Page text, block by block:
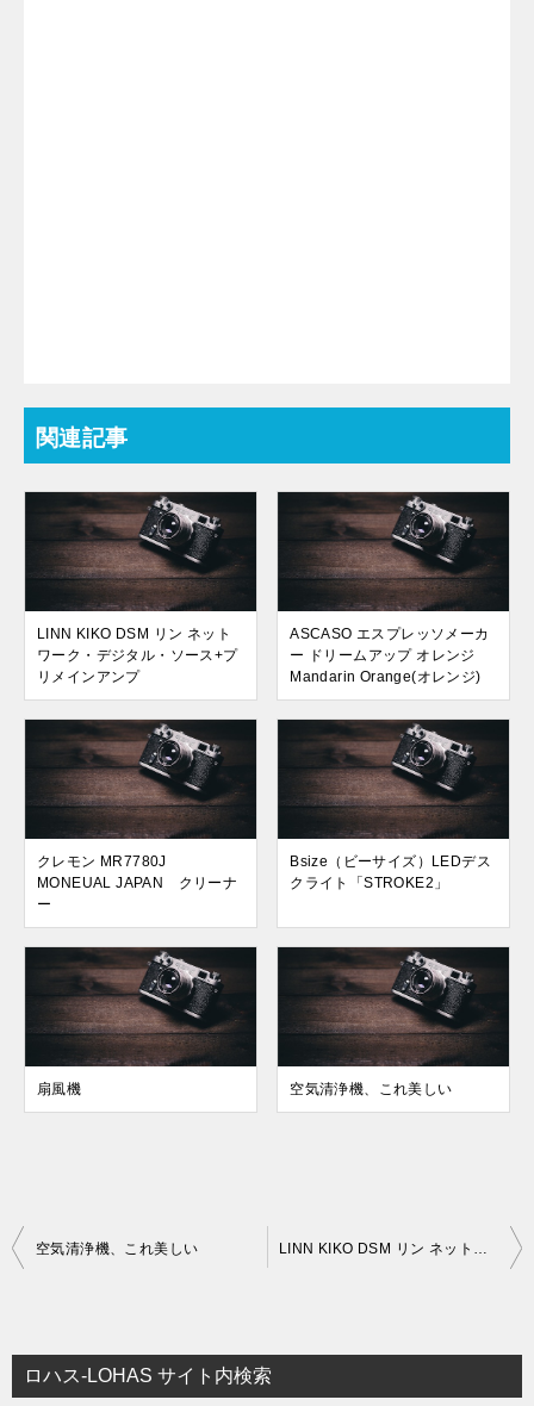
関連記事
LINN KIKO DSM リン ネット
ワーク・デジタル・ソース+プ
リメインアンプ
ASCASO エスプレッソメーカ
ー ドリームアップ オレンジ
Mandarin Orange(オレンジ)
クレモン MR7780J
MONEUAL JAPAN クリーナ
ー
Bsize（ビーサイズ）LEDデス
クライト「STROKE2」
扇風機 空気清浄機、これ美しい
投
ビ
ゲ
空気清浄機、これ美しい LINN KIKO DSM リン ネットワーク・デジタル・ソース+プリメインアンプ
ロハス-LOHAS サイト内検索